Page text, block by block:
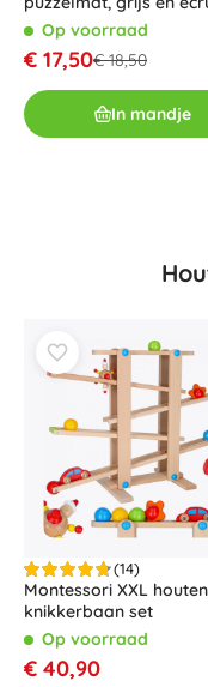
stuks, 150 × 150 cm
Op voorraad
€ 17,50€ 18,50
In mandje
(14)
Montessori XXL houten
knikkerbaan set
Op voorraad
€ 40,90